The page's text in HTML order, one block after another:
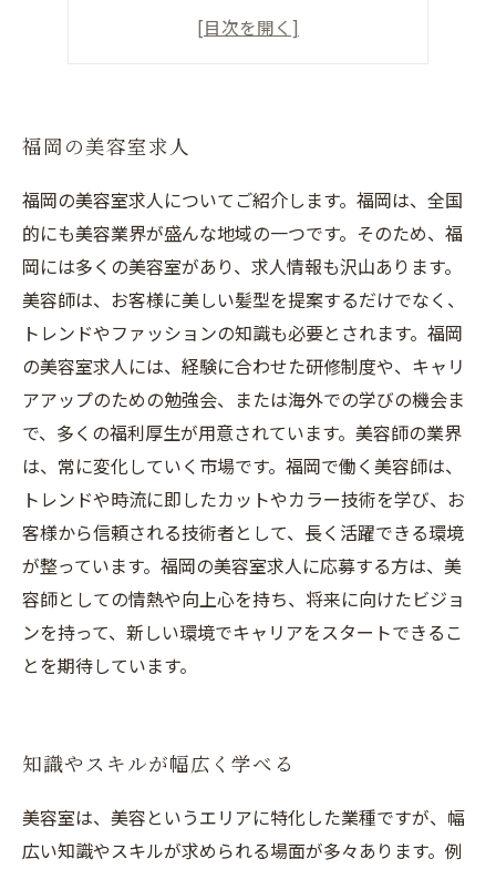
福岡で優雅な美容師ライフ
福岡の美容室求人
福岡の美容室求人についてご紹介します。福岡は、全国
的にも美容業界が盛んな地域の一つです。そのため、福
岡には多くの美容室があり、求人情報も沢山あります。
美容師は、お客様に美しい髪型を提案するだけでなく、
トレンドやファッションの知識も必要とされます。福岡
の美容室求人には、経験に合わせた研修制度や、キャリ
アアップのための勉強会、または海外での学びの機会ま
で、多くの福利厚生が用意されています。美容師の業界
は、常に変化していく市場です。福岡で働く美容師は、
トレンドや時流に即したカットやカラー技術を学び、お
客様から信頼される技術者として、長く活躍できる環境
が整っています。福岡の美容室求人に応募する方は、美
容師としての情熱や向上心を持ち、将来に向けたビジョ
ンを持って、新しい環境でキャリアをスタートできるこ
とを期待しています。
知識やスキルが幅広く学べる
美容室は、美容というエリアに特化した業種ですが、幅
広い知識やスキルが求められる場面が多々あります。例